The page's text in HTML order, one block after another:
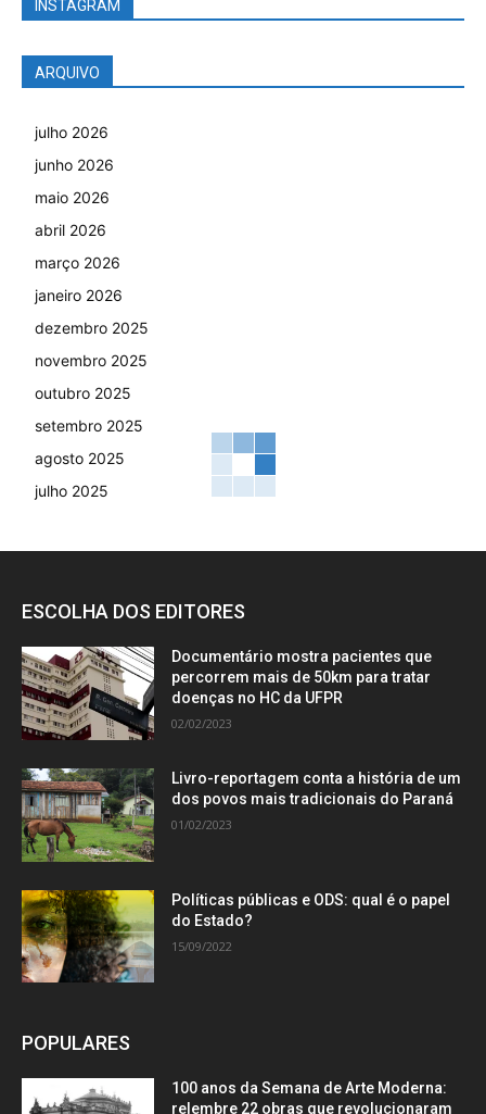
INSTAGRAM
ARQUIVO
julho 2026
junho 2026
maio 2026
abril 2026
março 2026
janeiro 2026
dezembro 2025
novembro 2025
outubro 2025
setembro 2025
agosto 2025
julho 2025
ESCOLHA DOS EDITORES
Documentário mostra pacientes que
percorrem mais de 50km para tratar
doenças no HC da UFPR
02/02/2023
Livro-reportagem conta a história de um
dos povos mais tradicionais do Paraná
01/02/2023
Políticas públicas e ODS: qual é o papel
do Estado?
15/09/2022
POPULARES
100 anos da Semana de Arte Moderna:
relembre 22 obras que revolucionaram